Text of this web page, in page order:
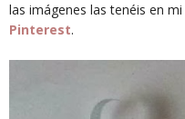
las imágenes las tenéis en
Pinterest.